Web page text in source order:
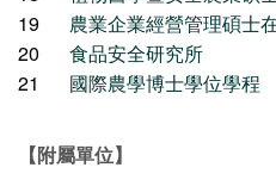
19
農業企業經營管理碩士
20
食品安全研究所
21
國際農學博士學位學程
【附屬單位】